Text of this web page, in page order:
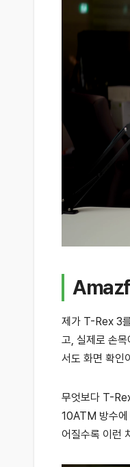
제가 T-Rex 3
고, 실제로 손
서도 화면 확인
무엇보다 T-
10ATM 방수에
어질수록 이런